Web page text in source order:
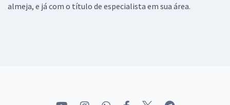
almeja, e já com o título de especialista em sua área.